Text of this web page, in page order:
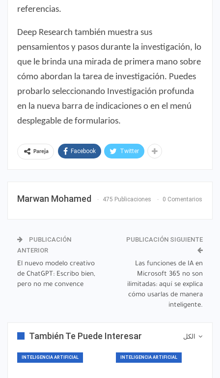
referencias.
Deep Research también muestra sus
pensamientos y pasos durante la investigación, lo
que le brinda una mirada de primera mano sobre
cómo abordan la tarea de investigación. Puedes
probarlo seleccionando Investigación profunda
en la nueva barra de indicaciones o en el menú
desplegable de formularios.
Pareja Facebook Twitter
Marwan Mohamed 475 Publicaciones 0 Comentarios
PUBLICACIÓN
ANTERIOR
El nuevo modelo creativo
de ChatGPT: Escribo bien,
pero no me convence
PUBLICACIÓN SIGUIENTE
Las funciones de IA en
Microsoft 365 no son
ilimitadas: aquí se explica
cómo usarlas de manera
inteligente.
También Te Puede Interesar
INTELIGENCIA ARTIFICIAL INTELIGENCIA ARTIFICIAL